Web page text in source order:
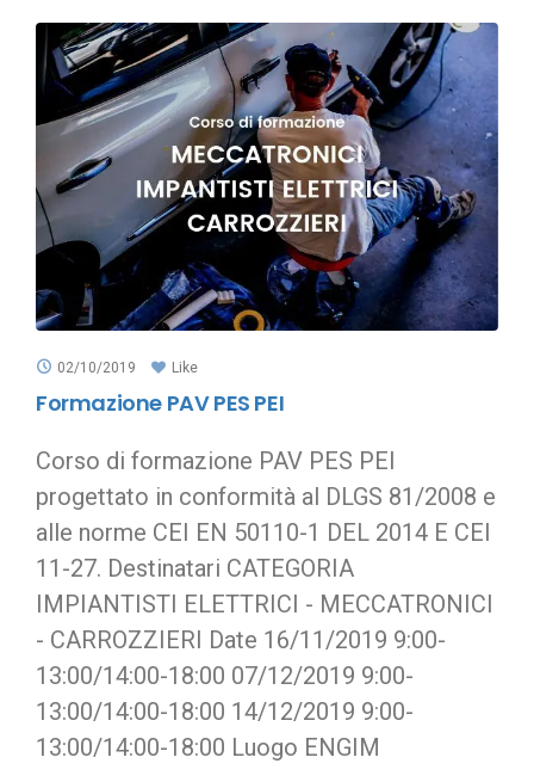
02/10/2019 Like
Formazione PAV PES PEI
Corso di formazione PAV PES PEI
progettato in conformità al DLGS 81/2008 e
alle norme CEI EN 50110-1 DEL 2014 E CEI
11-27. Destinatari CATEGORIA
IMPIANTISTI ELETTRICI - MECCATRONICI
- CARROZZIERI Date 16/11/2019 9:00-
13:00/14:00-18:00 07/12/2019 9:00-
13:00/14:00-18:00 14/12/2019 9:00-
13:00/14:00-18:00 Luogo ENGIM